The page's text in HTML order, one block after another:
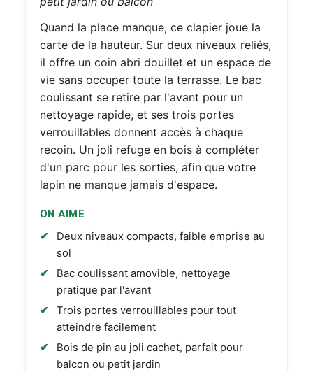
Quand la place manque, ce clapier joue la
carte de la hauteur. Sur deux niveaux reliés,
il offre un coin abri douillet et un espace de
vie sans occuper toute la terrasse. Le bac
coulissant se retire par l'avant pour un
nettoyage rapide, et ses trois portes
verrouillables donnent accès à chaque
recoin. Un joli refuge en bois à compléter
d'un parc pour les sorties, afin que votre
lapin ne manque jamais d'espace.
ON AIME
Deux niveaux compacts, faible emprise au
sol
Bac coulissant amovible, nettoyage
pratique par l'avant
Trois portes verrouillables pour tout
atteindre facilement
Bois de pin au joli cachet, parfait pour
balcon ou petit jardin